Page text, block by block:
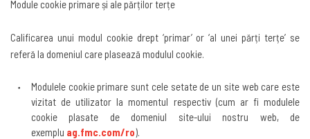
Module cookie primare și ale părților terțe
Calificarea unui modul cookie drept ‘primar’ or ‘al unei părți terțe’ se
referă la domeniul care plasează modulul cookie.
Modulele cookie primare sunt cele setate de un site web care este
vizitat de utilizator la momentul respectiv (cum ar fi modulele
cookie plasate de domeniul site-ului nostru web, de
exemplu ag.fmc.com/ro).